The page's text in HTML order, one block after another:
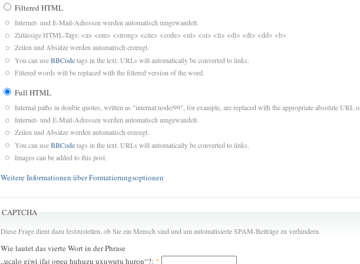
Filtered HTML
Internet- und E-Mail-Adressen werden automatisch umgewandelt.
Zulässige HTML-Tags: <a> <em> <strong> <cite> <code> <ul> <ol> <li> <dl> <dt> <dd> <b>
Zeilen und Absätze werden automatisch erzeugt.
You can useBBCodetags in the text. URLs will automatically be converted to links.
Filtered words will be replaced with the filtered version of the word.
Full HTML
Internal paths in double quotes, written as "internal:node/99", for example, are replaced with the appropriate absolute URL
Internet- und E-Mail-Adressen werden automatisch umgewandelt.
Zeilen und Absätze werden automatisch erzeugt.
You can useBBCodetags in the text. URLs will automatically be converted to links.
Images can be added to this post.
Weitere Informationen über Formatierungsoptionen
CAPTCHA
Diese Frage dient dazu festzustellen, ob Sie ein Mensch sind und um automatisierte SPAM-Beiträge zu verhindern.
Wie lautet das vierte Wort in der Phrase
„ucalo giwi ifaj opeq huhuzu uxuwutu huron“?: *